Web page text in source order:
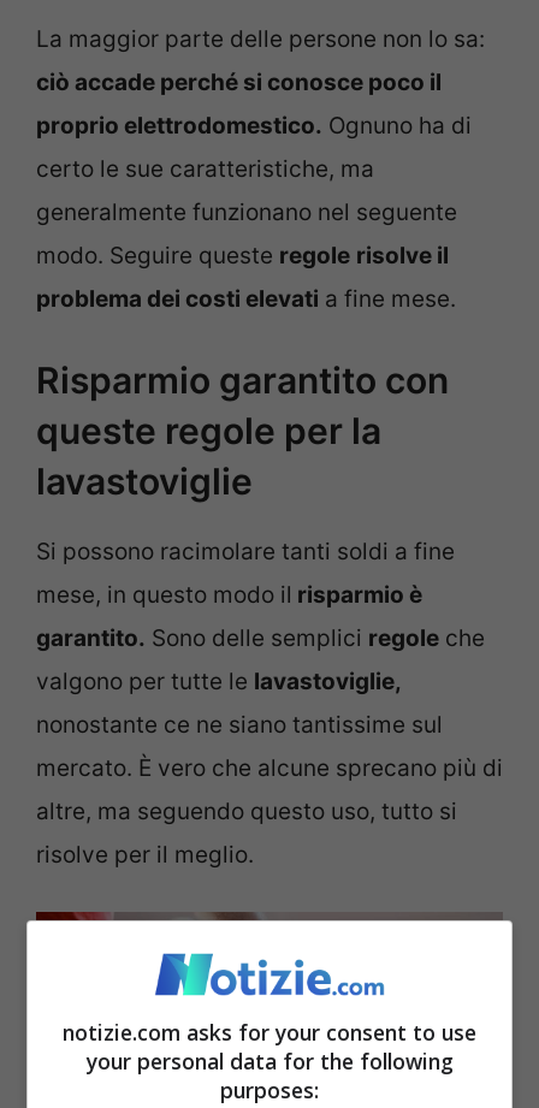
La maggior parte delle persone non lo sa:
ciò accade perché si conosce poco il
proprio elettrodomestico. Ognuno ha di
certo le sue caratteristiche, ma
generalmente funzionano nel seguente
modo. Seguire queste regole risolve il
problema dei costi elevati a fine mese.
Risparmio garantito con
queste regole per la
lavastoviglie
Si possono racimolare tanti soldi a fine
mese, in questo modo il risparmio è
garantito. Sono delle semplici regole che
valgono per tutte le lavastoviglie,
nonostante ce ne siano tantissime sul
mercato. È vero che alcune sprecano più di
altre, ma seguendo questo uso, tutto si
risolve per il meglio.
notizie.com asks for your consent to use
your personal data for the following
purposes: